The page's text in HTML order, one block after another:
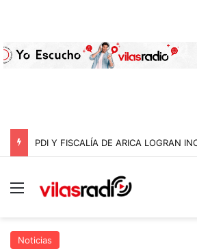
Menú
Noticias